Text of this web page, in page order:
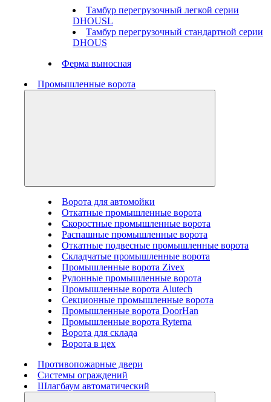
Тамбур перегрузочный легкой серии
DHOUSL
Тамбур перегрузочный стандартной серии
DHOUS
Ферма выносная
Промышленные ворота
Ворота для автомойки
Откатные промышленные ворота
Скоростные промышленные ворота
Распашные промышленные ворота
Откатные подвесные промышленные ворота
Складчатые промышленные ворота
Промышленные ворота Zivex
Рулонные промышленные ворота
Промышленные ворота Alutech
Секционные промышленные ворота
Промышленные ворота DoorHan
Промышленные ворота Ryterna
Ворота для склада
Ворота в цех
Противопожарные двери
Системы ограждений
Шлагбаум автоматический